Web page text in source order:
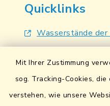
Mit Ihrer Zustimmung
sog. Tracking-Cookies,
verstehen, wie unsere
Quicklinks
Wasserstände der
UmweltAtlas
Lokales Bündnis